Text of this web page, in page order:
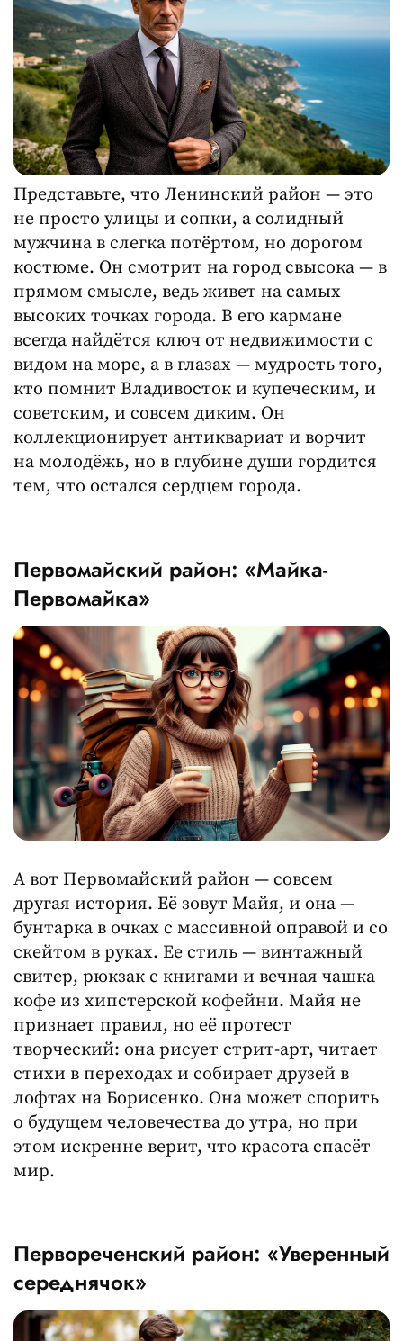
Представьте, что Ленинский район — это
не просто улицы и сопки, а солидный
мужчина в слегка потёртом, но дорогом
костюме. Он смотрит на город свысока — в
прямом смысле, ведь живет на самых
высоких точках города. В его кармане
всегда найдётся ключ от недвижимости с
видом на море, а в глазах — мудрость того,
кто помнит Владивосток и купеческим, и
советским, и совсем диким. Он
коллекционирует антиквариат и ворчит
на молодёжь, но в глубине души гордится
тем, что остался сердцем города.
Первомайский район: «Майка-
Первомайка»
А вот Первомайский район — совсем
другая история. Её зовут Майя, и она —
бунтарка в очках с массивной оправой и со
скейтом в руках. Ее стиль — винтажный
свитер, рюкзак с книгами и вечная чашка
кофе из хипстерской кофейни. Майя не
признает правил, но её протест
творческий: она рисует стрит-арт, читает
стихи в переходах и собирает друзей в
лофтах на Борисенко. Она может спорить
о будущем человечества до утра, но при
этом искренне верит, что красота спасёт
мир.
Первореченский район: «Уверенный
середнячок»